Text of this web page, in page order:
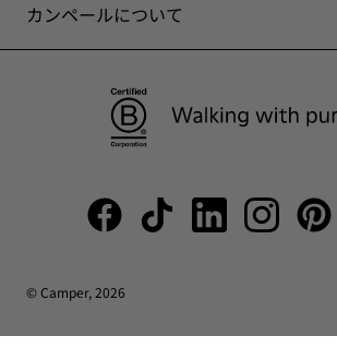
カンペールについて
© Camper, 2026